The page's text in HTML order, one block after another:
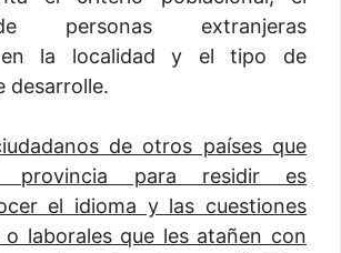
personas extranjeras
en la localidad y el tipo de
desarrolle.
de otros países que
provincia para residir es
el idioma y las cuestiones
o laborales que les atañen con